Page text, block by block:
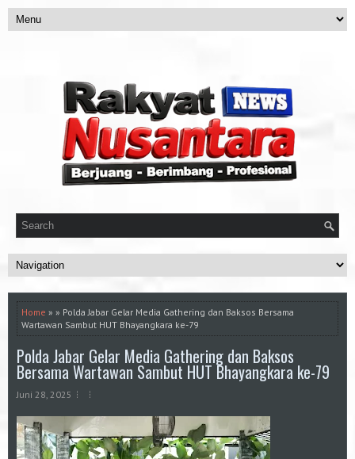
Home » » Polda Jabar Gelar Media Gathering dan Baksos Bersama
Wartawan Sambut HUT Bhayangkara ke-79
Polda Jabar Gelar Media Gathering dan Baksos
Bersama Wartawan Sambut HUT Bhayangkara ke-79
Juni 28, 2025